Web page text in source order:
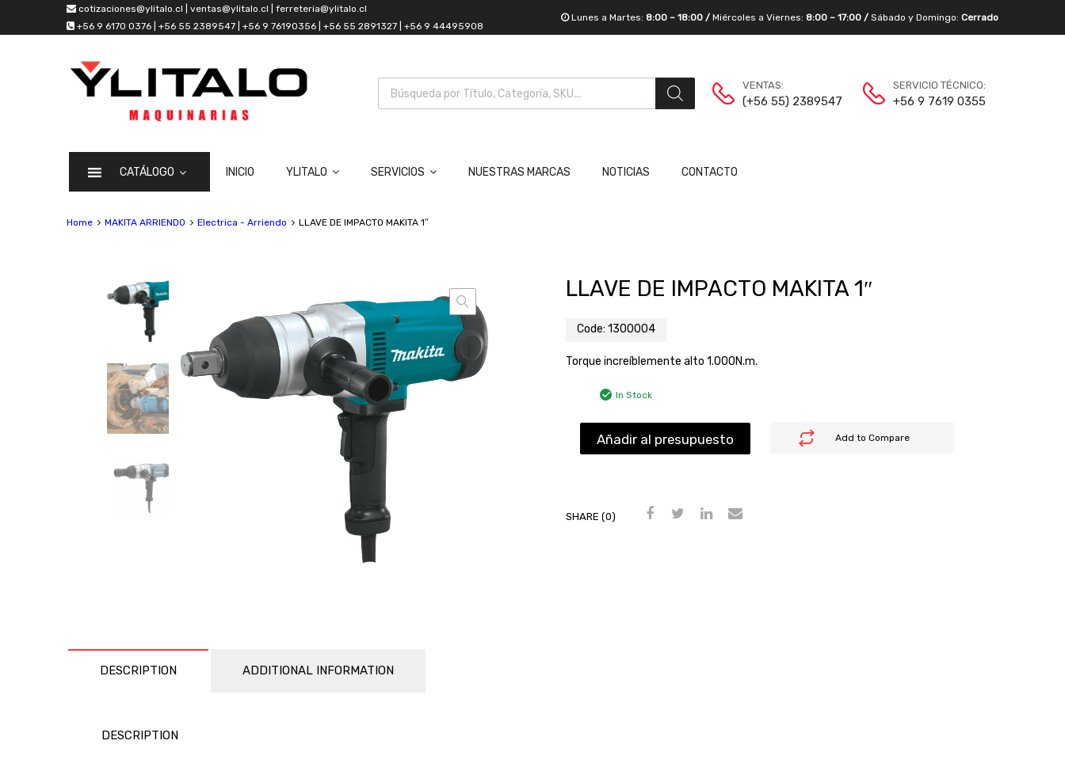
cotizaciones@ylitalo.cl | ventas@ylitalo.cl | ferreteria@ylitalo.cl
+56 9 6170 0376 | +56 55 2389547 | +56 9 76190356 | +56 55 2891327 | +56 9 44495908
Lunes a Martes: 8:00 – 18:00 / Miércoles a Viernes: 8:00 – 17:00 / Sábado y Domingo: Cerrado
VENTAS:
(+56 55) 2389547
SERVICIO TÉCNICO:
+56 9 7619 0355
CATÁLOGO INICIO YLITALO SERVICIOS NUESTRAS MARCAS NOTICIAS CONTACTO
Home MAKITA ARRIENDO Electrica - Arriendo LLAVE DE IMPACTO MAKITA 1″
LLAVE DE IMPACTO MAKITA 1″
Code: 1300004
Torque increíblemente alto 1.000N.m.
In Stock
Add to Compare
Añadir al presupuesto
SHARE (0)
DESCRIPTION ADDITIONAL INFORMATION
DESCRIPTION